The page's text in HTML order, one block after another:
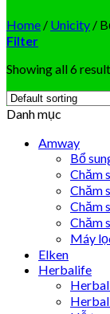
Home / Unicity /
Filter
Showing all 6
Danh mục
Amway
Bổ
Chăm
Chăm
Chăm
Chăm
Máy
Elken
Herbalife